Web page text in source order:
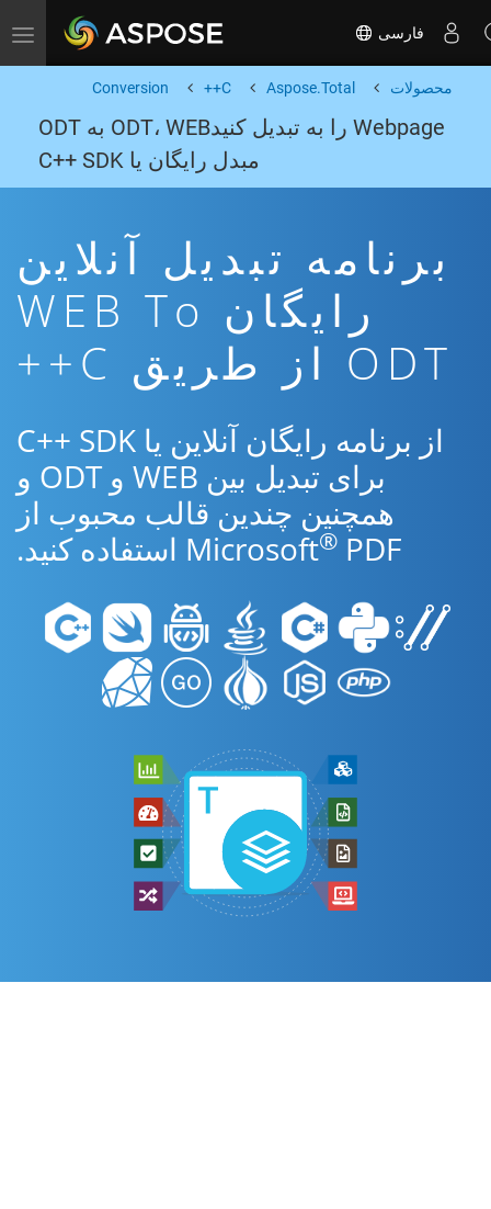
Toggle navigation فارسی
محصولات Aspose.Total
C++
Conversion
Webpage را به تبدیل کنیدODT، WEB به ODT
مبدل رایگان یا C++ SDK
برنامه تبدیل آنلاین
رایگان WEB To
ODT از طریق C++
از برنامه رایگان آنلاین یا C++ SDK
برای تبدیل بین WEB و ODT و
همچنین چندین قالب محبوب از
Microsoft® PDF استفاده کنید.